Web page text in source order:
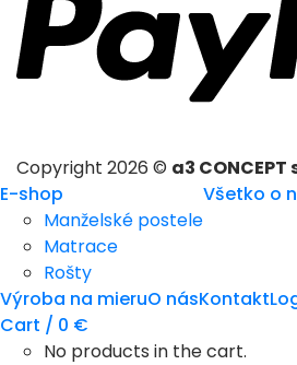
Copyright 2026 © a3 CONCEPT
E-shop
Manželské postele
Matrace
Rošty
Všetko o
Výroba na mieruO násKontakt
Cart / 0 €
No products in the cart.